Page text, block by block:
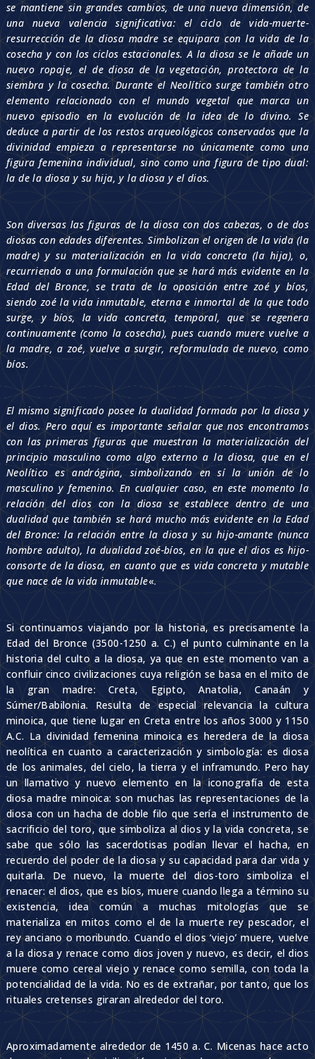
se mantiene sin grandes cambios, de una nueva dimensión, de
una nueva valencia significativa: el ciclo de vida-muerte-
resurrección de la diosa madre se equipara con la vida de la
cosecha y con los ciclos estacionales. A la diosa se le añade un
nuevo ropaje, el de diosa de la vegetación, protectora de la
siembra y la cosecha. Durante el Neolítico surge también otro
elemento relacionado con el mundo vegetal que marca un
nuevo episodio en la evolución de la idea de lo divino. Se
deduce a partir de los restos arqueológicos conservados que la
divinidad empieza a representarse no únicamente como una
figura femenina individual, sino como una figura de tipo dual:
la de la diosa y su hija, y la diosa y el dios.
Son diversas las figuras de la diosa con dos cabezas, o de dos
diosas con edades diferentes. Simbolizan el origen de la vida (la
madre) y su materialización en la vida concreta (la hija), o,
recurriendo a una formulación que se hará más evidente en la
Edad del Bronce, se trata de la oposición entre zoé y bíos,
siendo zoé la vida inmutable, eterna e inmortal de la que todo
surge, y bíos, la vida concreta, temporal, que se regenera
continuamente (como la cosecha), pues cuando muere vuelve a
la madre, a zoé, vuelve a surgir, reformulada de nuevo, como
bíos.
El mismo significado posee la dualidad formada por la diosa y
el dios. Pero aquí es importante señalar que nos encontramos
con las primeras figuras que muestran la materialización del
principio masculino como algo externo a la diosa, que en el
Neolítico es andrógina, simbolizando en sí la unión de lo
masculino y femenino. En cualquier caso, en este momento la
relación del dios con la diosa se establece dentro de una
dualidad que también se hará mucho más evidente en la Edad
del Bronce: la relación entre la diosa y su hijo-amante (nunca
hombre adulto), la dualidad zoé-bíos, en la que el dios es hijo-
consorte de la diosa, en cuanto que es vida concreta y mutable
que nace de la vida inmutable«.
Si continuamos viajando por la historia, es precisamente la
Edad del Bronce (3500-1250 a. C.) el punto culminante en la
historia del culto a la diosa, ya que en este momento van a
confluir cinco civilizaciones cuya religión se basa en el mito de
la gran madre: Creta, Egipto, Anatolia, Canaán y
Súmer/Babilonia. Resulta de especial relevancia la cultura
minoica, que tiene lugar en Creta entre los años 3000 y 1150
A.C. La divinidad femenina minoica es heredera de la diosa
neolítica en cuanto a caracterización y simbología: es diosa
de los animales, del cielo, la tierra y el inframundo. Pero hay
un llamativo y nuevo elemento en la iconografía de esta
diosa madre minoica: son muchas las representaciones de la
diosa con un hacha de doble filo que sería el instrumento de
sacrificio del toro, que simboliza al dios y la vida concreta, se
sabe que sólo las sacerdotisas podían llevar el hacha, en
recuerdo del poder de la diosa y su capacidad para dar vida y
quitarla. De nuevo, la muerte del dios-toro simboliza el
renacer: el dios, que es bíos, muere cuando llega a término su
existencia, idea común a muchas mitologías que se
materializa en mitos como el de la muerte rey pescador, el
rey anciano o moribundo. Cuando el dios ‘viejo’ muere, vuelve
a la diosa y renace como dios joven y nuevo, es decir, el dios
muere como cereal viejo y renace como semilla, con toda la
potencialidad de la vida. No es de extrañar, por tanto, que los
rituales cretenses giraran alrededor del toro.
Aproximadamente alrededor de 1450 a. C. Micenas hace acto